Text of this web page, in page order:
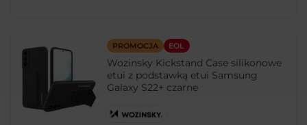
PROMOCJA EOL
Wozinsky Kickstand Case silikonowe
etui z podstawką etui Samsung
Galaxy S22+ czarne